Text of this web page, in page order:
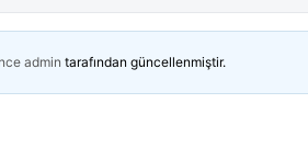
admin tarafından güncellenmiştir.